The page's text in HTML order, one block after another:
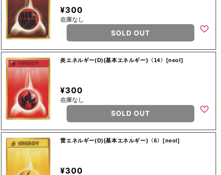
¥300
在庫なし
SOLD OUT
炎エネルギー(D){基本エネルギー}〈14〉[neoI]
¥300
在庫なし
SOLD OUT
雷エネルギー(D){基本エネルギー}〈6〉[neoI]
¥300